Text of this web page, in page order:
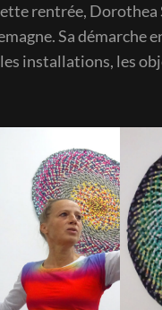
rentrée,
Sa démarche
installations, les